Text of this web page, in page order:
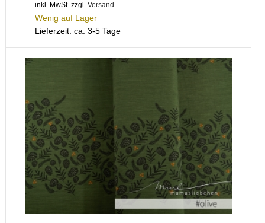
inkl. MwSt. zzgl. Versand
Wenig auf Lager
Lieferzeit: ca. 3-5 Tage